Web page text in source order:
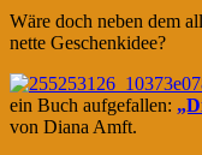
Wäre doch neben dem
nette Geschenkidee?
ein Buch aufgefallen:
von Diana Amft.